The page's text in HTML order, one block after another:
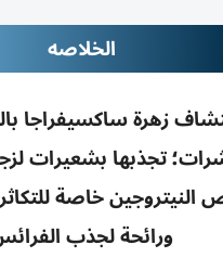
الخلاصه
زهرة ساكسيفراجا
تجذبها بشعيرات
النيتروجين خاصة
ورائحة لجذب